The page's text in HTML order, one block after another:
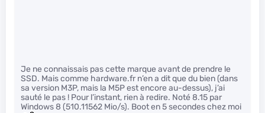
Je ne connaissais pas cette marque avant de prendre le
SSD. Mais comme hardware.fr n’en a dit que du bien (dans
sa version M3P, mais la M5P est encore au-dessus), j’ai
sauté le pas ! Pour l’instant, rien à redire. Noté 8.15 par
Windows 8 (510.11562 Mio/s). Boot en 5 secondes chez moi